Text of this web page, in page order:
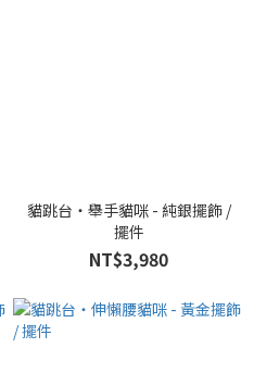
貓跳台・舉手貓咪 - 純銀擺飾 /
擺件
NT$3,980